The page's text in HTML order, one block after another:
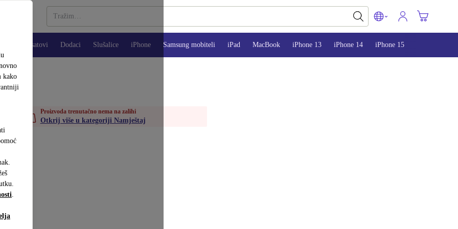
kako
.
Pametni satovi Dodaci Slušalice iPhone Samsung mobiteli iPad MacBook iPhone 13 iPhone 14 iPhone 15
Proizvoda trenutačno nema na zalihi
Otkrij više u kategoriji Namještaj